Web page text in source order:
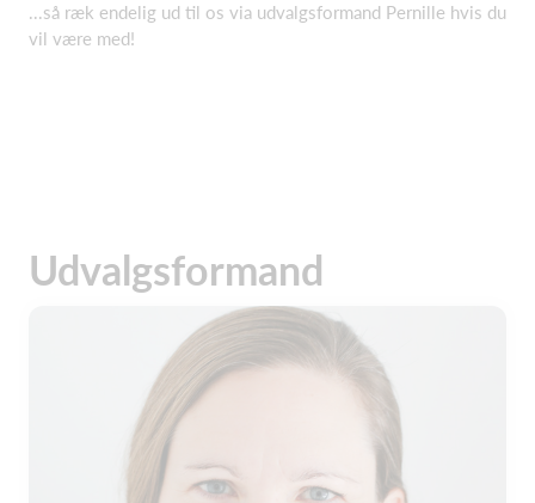
...så ræk endelig ud til os via udvalgsformand Pernille hvis du
vil være med!
Udvalgsformand